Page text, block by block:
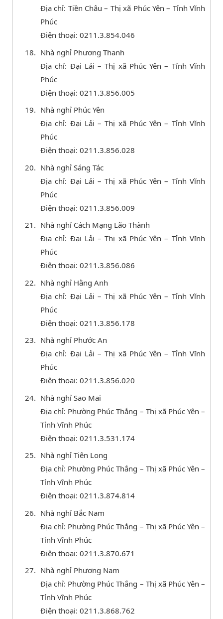
Địa chỉ: Tiền Châu – Thị xã Phúc Yên – Tỉnh Vĩnh
Phúc
Điện thoại: 0211.3.854.046
Nhà nghỉ Phương Thanh
Địa chỉ: Đại Lải – Thị xã Phúc Yên – Tỉnh Vĩnh
Phúc
Điện thoại: 0211.3.856.005
Nhà nghỉ Phúc Yên
Địa chỉ: Đại Lải – Thị xã Phúc Yên – Tỉnh Vĩnh
Phúc
Điện thoại: 0211.3.856.028
Nhà nghỉ Sáng Tác
Địa chỉ: Đại Lải – Thị xã Phúc Yên – Tỉnh Vĩnh
Phúc
Điện thoại: 0211.3.856.009
Nhà nghỉ Cách Mạng Lão Thành
Địa chỉ: Đại Lải – Thị xã Phúc Yên – Tỉnh Vĩnh
Phúc
Điện thoại: 0211.3.856.086
Nhà nghỉ Hằng Anh
Địa chỉ: Đại Lải – Thị xã Phúc Yên – Tỉnh Vĩnh
Phúc
Điện thoại: 0211.3.856.178
Nhà nghỉ Phước An
Địa chỉ: Đại Lải – Thị xã Phúc Yên – Tỉnh Vĩnh
Phúc
Điện thoại: 0211.3.856.020
Nhà nghỉ Sao Mai
Địa chỉ: Phường Phúc Thắng – Thị xã Phúc Yên –
Tỉnh Vĩnh Phúc
Điện thoại: 0211.3.531.174
Nhà nghỉ Tiên Long
Địa chỉ: Phường Phúc Thắng – Thị xã Phúc Yên –
Tỉnh Vĩnh Phúc
Điện thoại: 0211.3.874.814
Nhà nghỉ Bắc Nam
Địa chỉ: Phường Phúc Thắng – Thị xã Phúc Yên –
Tỉnh Vĩnh Phúc
Điện thoại: 0211.3.870.671
Nhà nghỉ Phương Nam
Địa chỉ: Phường Phúc Thắng – Thị xã Phúc Yên –
Tỉnh Vĩnh Phúc
Điện thoại: 0211.3.868.762